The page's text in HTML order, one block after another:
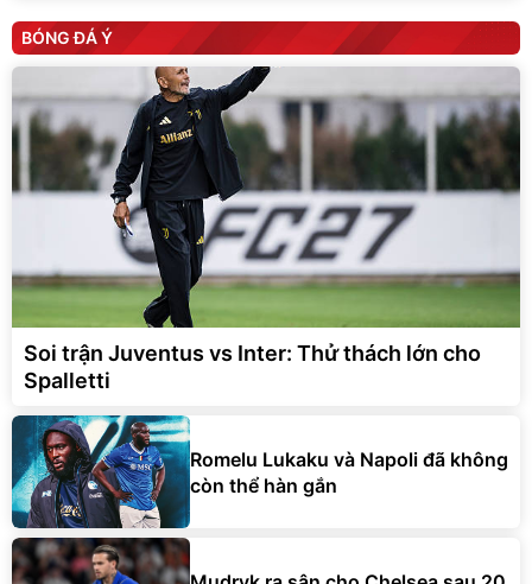
BÓNG ĐÁ Ý
Soi trận Juventus vs Inter: Thử thách lớn cho
Spalletti
Romelu Lukaku và Napoli đã không
còn thể hàn gắn